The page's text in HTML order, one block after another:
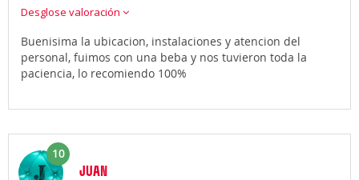
Desglose valoración
Buenisima la ubicacion, instalaciones y atencion del
personal, fuimos con una beba y nos tuvieron toda la
paciencia, lo recomiendo 100%
10
JUAN